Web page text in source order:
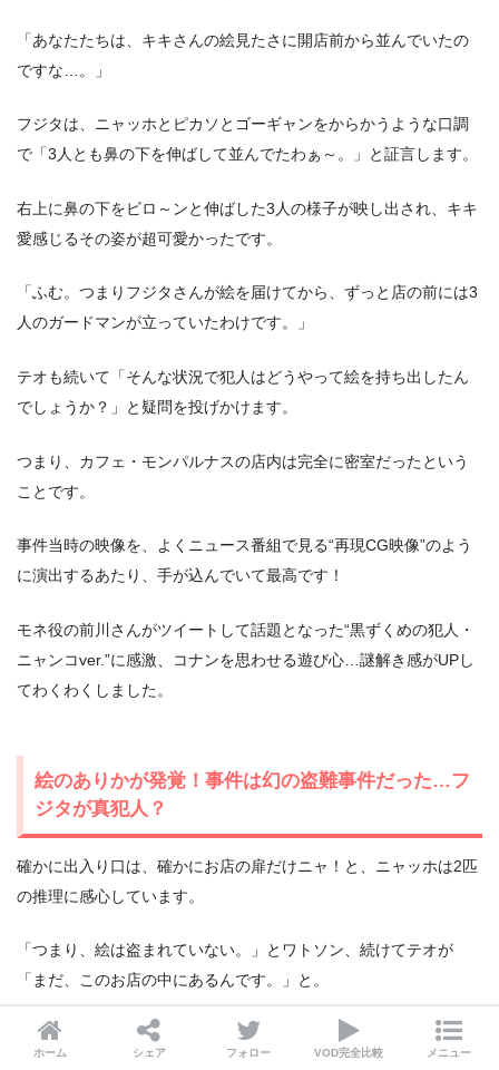
「あなたたちは、キキさんの絵見たさに開店前から並んでいたの
ですな…。」
フジタは、ニャッホとピカソとゴーギャンをからかうような口調
で「3人とも鼻の下を伸ばして並んでたわぁ～。」と証言します。
右上に鼻の下をビロ～ンと伸ばした3人の様子が映し出され、キキ
愛感じるその姿が超可愛かったです。
「ふむ。つまりフジタさんが絵を届けてから、ずっと店の前には3
人のガードマンが立っていたわけです。」
テオも続いて「そんな状況で犯人はどうやって絵を持ち出したん
でしょうか？」と疑問を投げかけます。
つまり、カフェ・モンパルナスの店内は完全に密室だったという
ことです。
事件当時の映像を、よくニュース番組で見る“再現CG映像”のよう
に演出するあたり、手が込んでいて最高です！
モネ役の前川さんがツイートして話題となった“黒ずくめの犯人・
ニャンコver.”に感激、コナンを思わせる遊び心…謎解き感がUPし
てわくわくしました。
絵のありかが発覚！事件は幻の盗難事件だった…フ
ジタが真犯人？
確かに出入り口は、確かにお店の扉だけニャ！と、ニャッホは2匹
の推理に感心しています。
「つまり、絵は盗まれていない。」とワトソン、続けてテオが
「まだ、このお店の中にあるんです。」と。
「えぇーーー！？」
ホーム シェア フォロー VOD完全比較 メニュー